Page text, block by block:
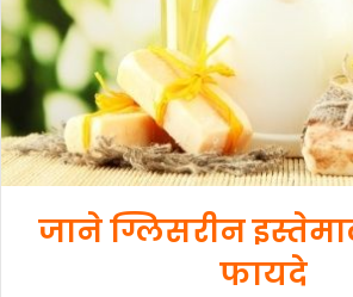
i
l
जाने ग्लिसरीन
फायदे